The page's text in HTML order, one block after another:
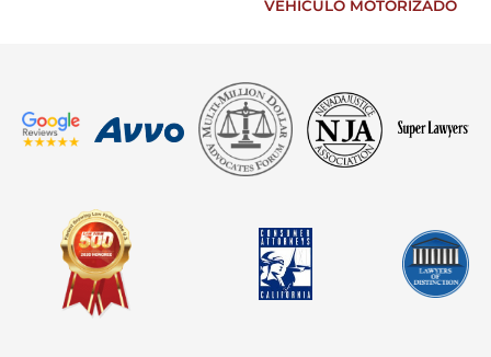
VEHÍCULO MOTORIZADO